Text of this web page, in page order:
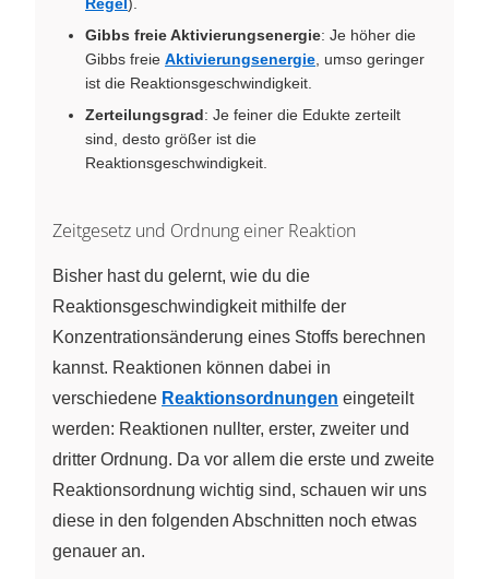
Gibbs freie Aktivierungsenergie: Je höher die
Gibbs freie Aktivierungsenergie , umso geringer
ist die Reaktionsgeschwindigkeit.
Zerteilungsgrad: Je feiner die Edukte zerteilt
sind, desto größer ist die
Reaktionsgeschwindigkeit.
Zeitgesetz und Ordnung einer Reaktion
Bisher hast du gelernt, wie du die
Reaktionsgeschwindigkeit mithilfe der
Konzentrationsänderung eines Stoffs berechnen
kannst. Reaktionen können dabei in
verschiedene Reaktionsordnungen eingeteilt
werden: Reaktionen nullter, erster, zweiter und
dritter Ordnung. Da vor allem die erste und zweite
Reaktionsordnung wichtig sind, schauen wir uns
diese in den folgenden Abschnitten noch etwas
genauer an.